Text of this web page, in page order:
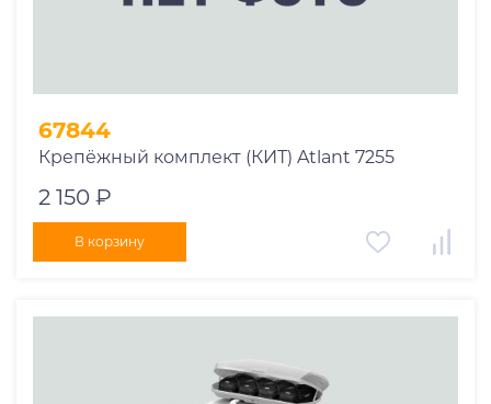
67844
Крепёжный комплект (КИТ) Atlant 7255
2 150 ₽
В корзину